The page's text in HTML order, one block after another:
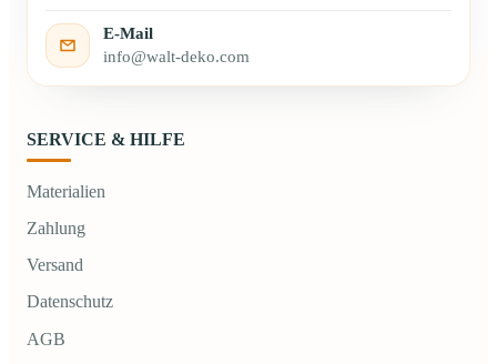
E-Mail
info@walt-deko.com
SERVICE & HILFE
Materialien
Zahlung
Versand
Datenschutz
AGB